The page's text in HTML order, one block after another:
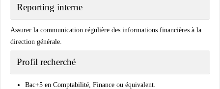
Reporting interne
Assurer la communication régulière des informations financières à la
direction générale.
Profil recherché
Bac+5 en Comptabilité, Finance ou équivalent.